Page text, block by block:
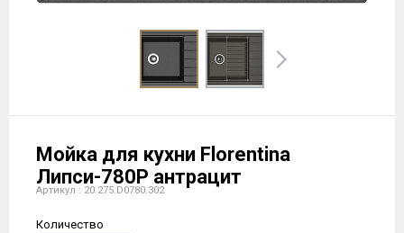
Мойка для кухни Florentina
Липси-780Р антрацит
Артикул : 20.275.D0780.302
Количество